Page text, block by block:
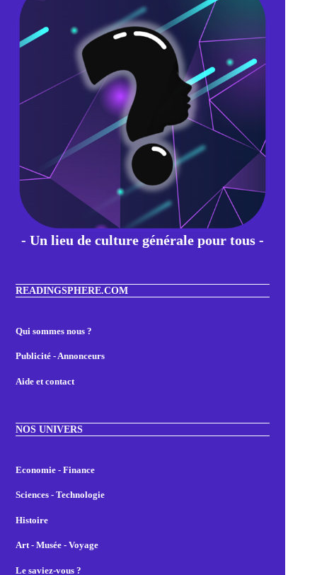
un
symbole
- Un lieu de culture générale pour tous -
READINGSPHERE.COM
Qui sommes nous ?
Publicité - Annonceurs
Aide et contact
NOS UNIVERS
Economie - Finance
Sciences - Technologie
Histoire
Art - Musée - Voyage
Le saviez-vous ?